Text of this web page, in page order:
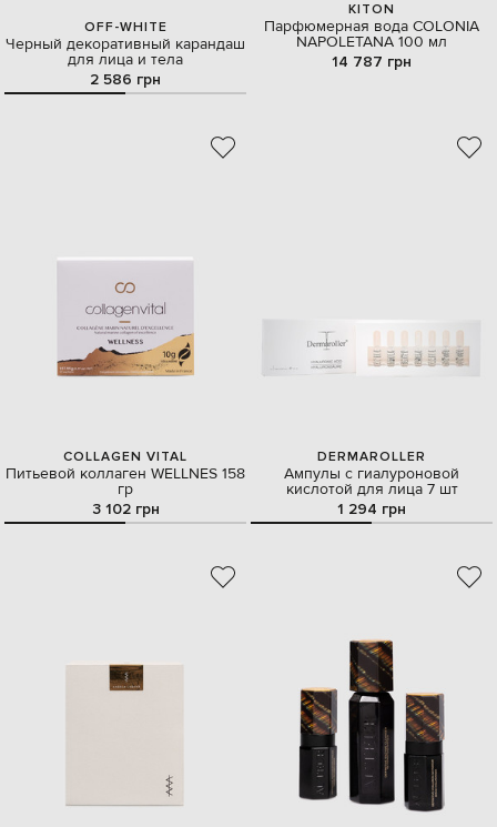
OFF-WHITE
Черный декоративный карандаш
для лица и тела
2 586 грн
KITON
Парфюмерная вода COLONIA
NAPOLETANA 100 мл
14 787 грн
COLLAGEN VITAL
Питьевой коллаген WELLNES 158
гр
3 102 грн
DERMAROLLER
Ампулы с гиалуроновой
кислотой для лица 7 шт
1 294 грн